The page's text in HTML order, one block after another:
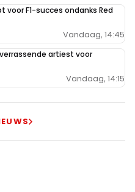
voor F1-succes ondanks Red
Vandaag, 14:45
artiest voor
Vandaag, 14:15